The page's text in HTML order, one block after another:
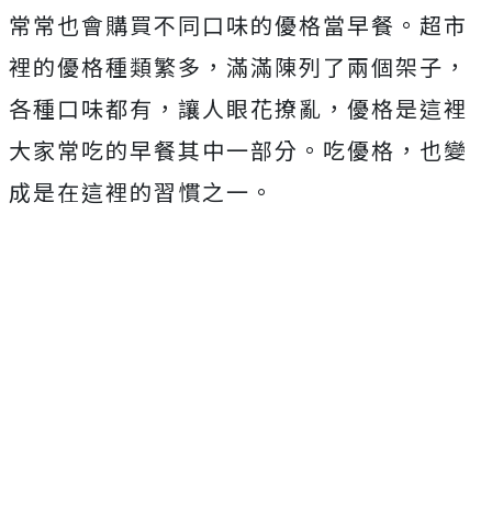
常常也會購買不同口味的優格當早餐。超市
裡的優格種類繁多，滿滿陳列了兩個架子，
各種口味都有，讓人眼花撩亂，優格是這裡
大家常吃的早餐其中一部分。吃優格，也變
成是在這裡的習慣之一。